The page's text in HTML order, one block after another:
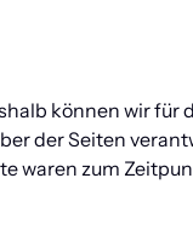
können wir für
der Seiten
waren zum